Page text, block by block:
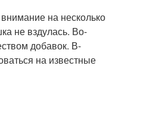
на несколько
не вздулась. Во-
добавок. В-
на известные